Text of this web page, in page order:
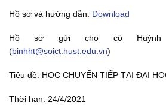
Hồ sơ và hướng dẫn: Download
Hồ sơ gửi cho cô Huỳnh
(binhht@soict.hust.edu.vn)
Tiêu đề: HỌC CHUYỂN TIẾP TẠI ĐẠI
Thời hạn: 24/4/2021